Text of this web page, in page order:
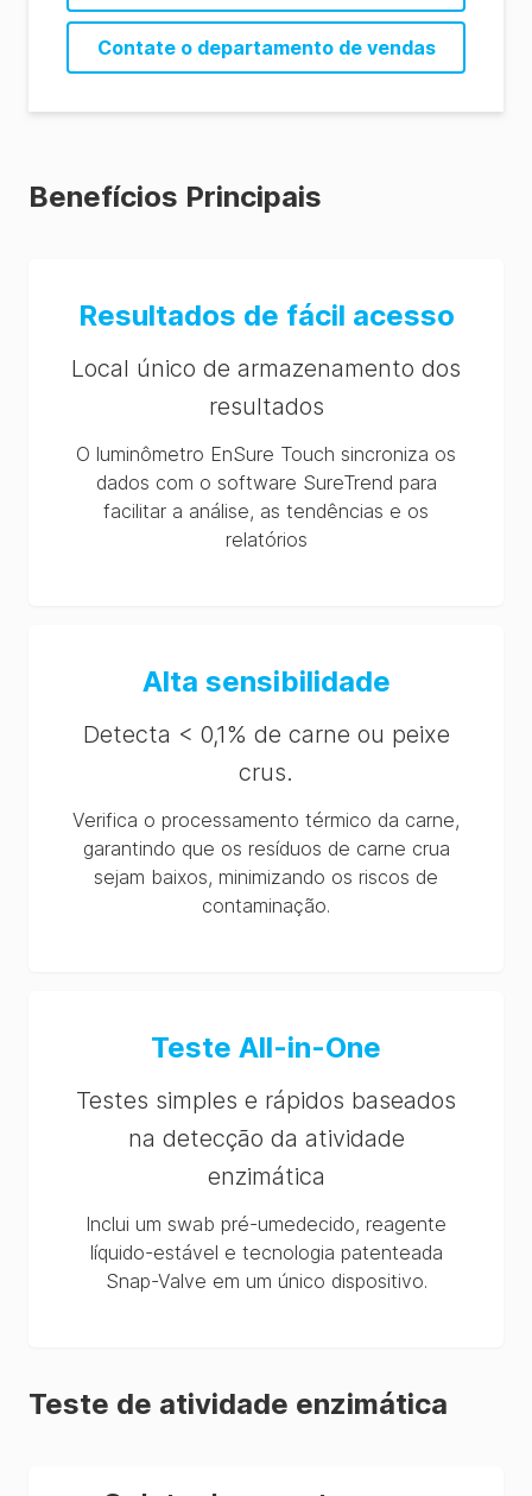
CrossCheck Instructions (ES)
CrossCheck Instructions (PT)
Contate o departamento de vendas
Benefícios Principais
Resultados de fácil acesso
Local único de armazenamento dos
resultados
O luminômetro EnSure Touch sincroniza os
dados com o software SureTrend para
facilitar a análise, as tendências e os
relatórios
Alta sensibilidade
Detecta < 0,1% de carne ou peixe
crus.
Verifica o processamento térmico da carne,
garantindo que os resíduos de carne crua
sejam baixos, minimizando os riscos de
contaminação.
Teste All-in-One
Testes simples e rápidos baseados
na detecção da atividade
enzimática
Inclui um swab pré-umedecido, reagente
líquido-estável e tecnologia patenteada
Snap-Valve em um único dispositivo.
Teste de atividade enzimática